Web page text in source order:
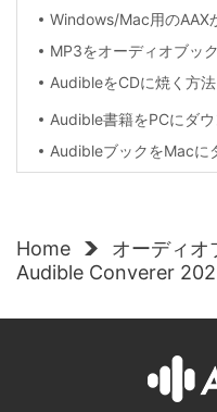
Windows/Mac用のAAX
MP3をオーディオブッ
AudibleをCDに焼く方法
Audible書籍をPCにダ
AudibleブックをMacに
Home オーディオ
Audible Converer